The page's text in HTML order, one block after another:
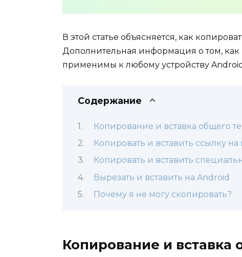
В этой статье объясняется, как
Дополнительная информация о том, как
применимы к любому устройству
Содержание
Копирование и вставка общего
Копировать и вставить ссылку на
Копировать и вставить
Вырезать и вставить на Android
Почему я не могу скопировать?
Копирование и вставка